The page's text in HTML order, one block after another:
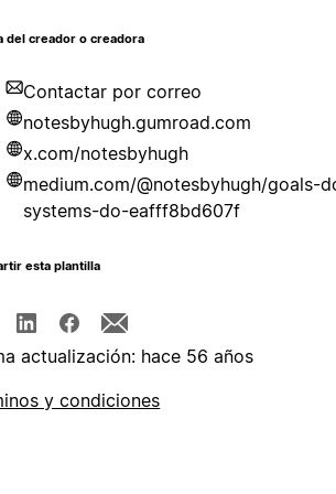
del creador o creadora
Contactar por correo
notesbyhugh.gumroad.com
x.com/notesbyhugh
medium.com/@notesbyhugh/goals-
systems-do-eafff8bd607f
esta plantilla
actualización: hace 56 años
y condiciones